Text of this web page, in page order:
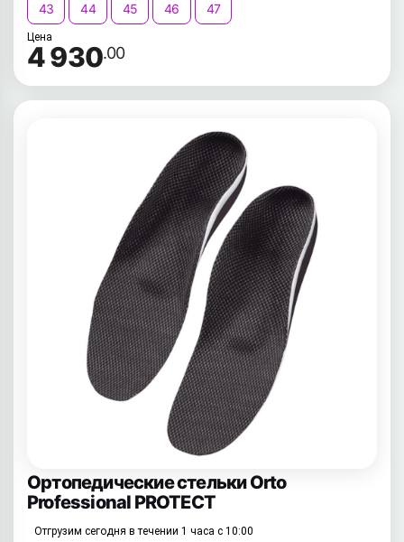
43 44 45 46 47
Цена
4 930.00
Ортопедические стельки Orto
Professional PROTECT
Отгрузим сегодня в течении 1 часа с 10:00